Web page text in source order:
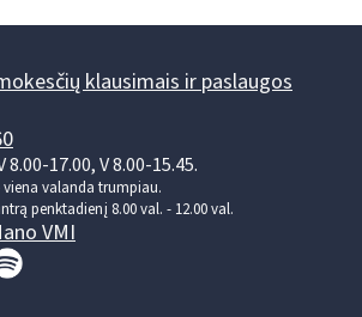
klausimais ir paslaugos
17.00, V 8.00-15.45.
viena valanda trumpiau.
penktadienį 8.00 val. - 12.00 val.
VMI